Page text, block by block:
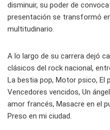
disminuir, su poder de
presentación se transformó
multitudinario.
A lo largo de su carrera dejó
clásicos del rock nacional,
La bestia pop, Motor psico, El
Vencedores vencidos, Un
amor francés, Masacre en el
Preso en mi ciudad.